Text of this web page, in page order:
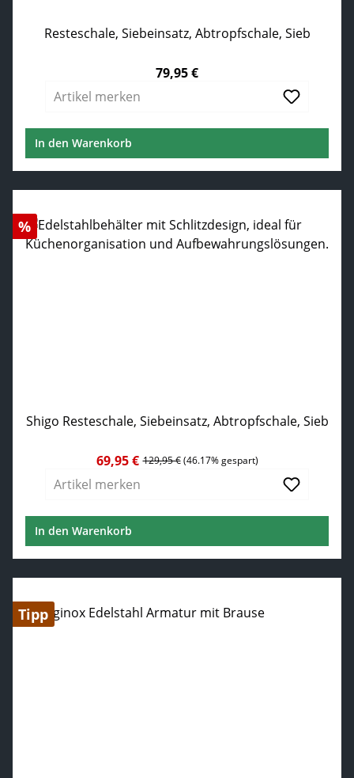
Resteschale, Siebeinsatz, Abtropfschale, Sieb
79,95 €
Artikel merken
In den Warenkorb
Rabatt
%
Shigo Resteschale, Siebeinsatz, Abtropfschale, Sieb
Verkaufspreis:
69,95 € Regulärer Preis:
129,95 € (46.17% gespart)
Artikel merken
In den Warenkorb
Tipp